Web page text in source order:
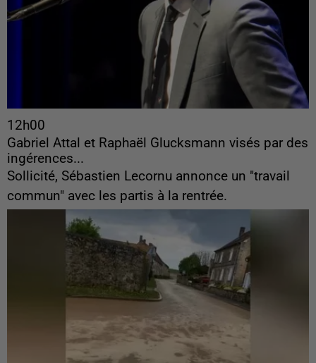
12h00
Gabriel Attal et Raphaël Glucksmann visés par des
ingérences...
Sollicité, Sébastien Lecornu annonce un "travail
commun" avec les partis à la rentrée.